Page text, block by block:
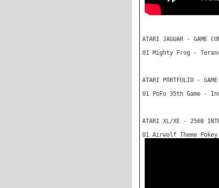
ATARI JAGUAR - GAME
01 Mighty Frog -
ATARI PORTFOLIO - GAME
01 PoFo 35th Game -
ATARI XL/XE - 256B
01 Airwolf Theme